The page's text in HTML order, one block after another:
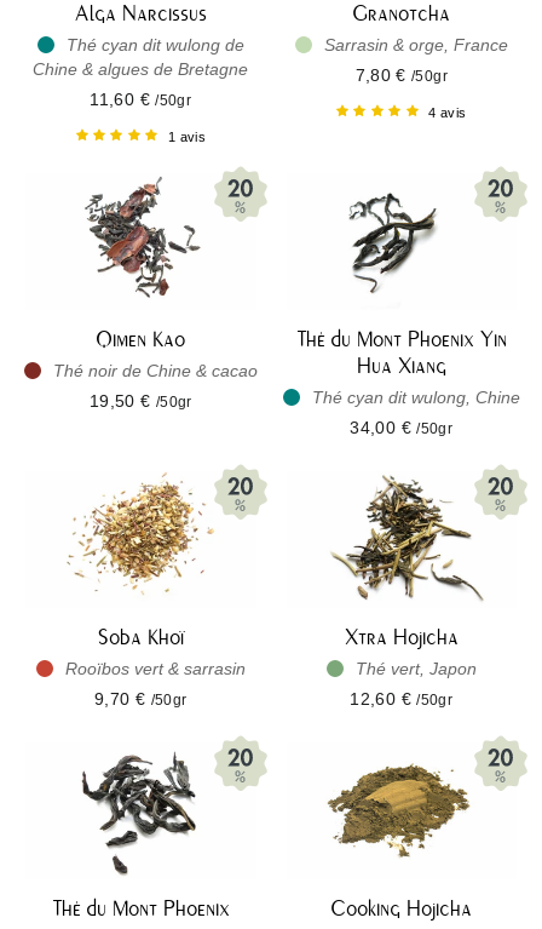
Alga Narcissus
Thé cyan dit wulong de
Chine & algues de Bretagne
11,60 €/50gr
1 avis
Granotcha
Sarrasin & orge, France
7,80 €/50gr
4 avis
Qimen Kao
Thé noir de Chine & cacao
19,50 € /50gr
Thé du Mont Phoenix Yin
Hua Xiang
Thé cyan dit wulong, Chine
34,00 €/50gr
Soba Khoï
Rooïbos vert & sarrasin
9,70 € /50gr
Xtra Hojicha
Thé vert, Japon
12,60 €/50gr
Thé du Mont Phoenix Cooking Hojicha